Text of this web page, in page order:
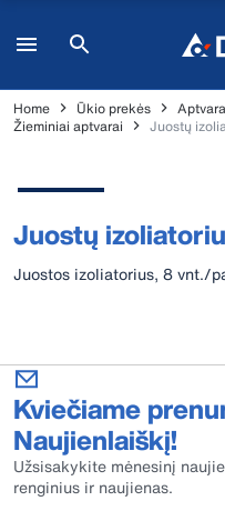
Home Ūkio prekės
Žieminiai aptvarai
Juostų
Juostų
Juostos izoliatorius, 8 vnt./
Kviečiame
Naujienlaiškį!
Užsisakykite mėnesinį
renginius ir naujienas.